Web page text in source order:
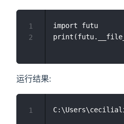
import futu
1
2
运行结果:
1